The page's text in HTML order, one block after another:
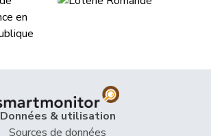
Données & utilisation
Sources de données